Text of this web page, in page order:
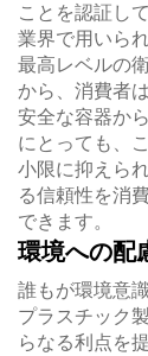
ことを認証し
業界で用いら
最高レベルの
から、消費者
安全な容器か
にとっても、
小限に抑えら
る信頼性を消
できます。
環境への配
誰もが環境意
プラスチック
らなる利点を